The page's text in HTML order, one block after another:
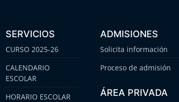
SERVICIOS
CURSO 2025-26
CALENDARIO
ESCOLAR
HORARIO ESCOLAR
ADMISIONES
Solicita información
Proceso de admisión
ÁREA PRIVADA